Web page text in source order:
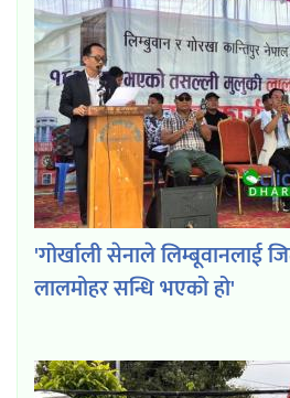
'गोर्खाली सेनाले लिम्बूवानलाई
लालमोहर सन्धि भएको हो'